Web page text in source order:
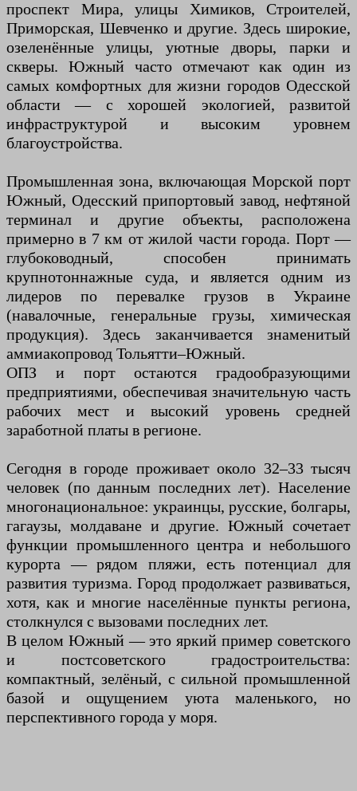
проспект Мира, улицы Химиков, Строителей,
Приморская, Шевченко и другие. Здесь широкие,
озеленённые улицы, уютные дворы, парки и
скверы. Южный часто отмечают как один из
самых комфортных для жизни городов Одесской
области — с хорошей экологией, развитой
инфраструктурой и высоким уровнем
благоустройства.
Промышленная зона, включающая Морской порт
Южный, Одесский припортовый завод, нефтяной
терминал и другие объекты, расположена
примерно в 7 км от жилой части города. Порт —
глубоководный, способен принимать
крупнотоннажные суда, и является одним из
лидеров по перевалке грузов в Украине
(навалочные, генеральные грузы, химическая
продукция). Здесь заканчивается знаменитый
аммиакопровод Тольятти–Южный.
ОПЗ и порт остаются градообразующими
предприятиями, обеспечивая значительную часть
рабочих мест и высокий уровень средней
заработной платы в регионе.
Сегодня в городе проживает около 32–33 тысяч
человек (по данным последних лет). Население
многонациональное: украинцы, русские, болгары,
гагаузы, молдаване и другие. Южный сочетает
функции промышленного центра и небольшого
курорта — рядом пляжи, есть потенциал для
развития туризма. Город продолжает развиваться,
хотя, как и многие населённые пункты региона,
столкнулся с вызовами последних лет.
В целом Южный — это яркий пример советского
и постсоветского градостроительства:
компактный, зелёный, с сильной промышленной
базой и ощущением уюта маленького, но
перспективного города у моря.